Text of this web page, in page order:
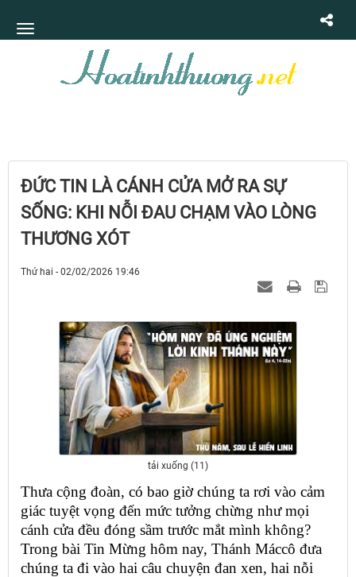
ĐỨC TIN LÀ CÁNH CỬA MỞ RA SỰ
SỐNG: KHI NỖI ĐAU CHẠM VÀO LÒNG
THƯƠNG XÓT
Thứ hai - 02/02/2026 19:46
tải xuống (11)
Thưa cộng đoàn, có bao giờ chúng ta rơi vào cảm
giác tuyệt vọng đến mức tưởng chừng như mọi
cánh cửa đều đóng sầm trước mắt mình không?
Trong bài Tin Mừng hôm nay, Thánh Máccô đưa
chúng ta đi vào hai câu chuyện đan xen, hai nỗi